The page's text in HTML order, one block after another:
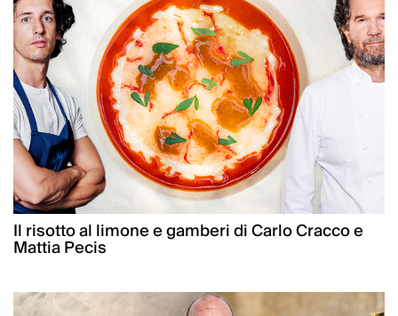
Il risotto al limone e gamberi di Carlo Cracco e
Mattia Pecis